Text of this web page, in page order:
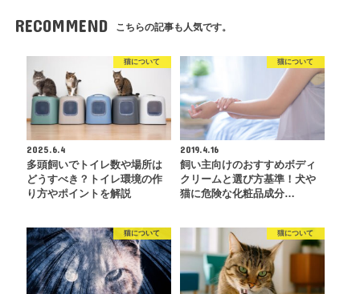
RECOMMEND こちらの記事も人気です。
猫について
2025.6.4
多頭飼いでトイレ数や場所は
どうすべき？トイレ環境の作
り方やポイントを解説
猫について
2019.4.16
飼い主向けのおすすめボディ
クリームと選び方基準！犬や
猫に危険な化粧品成分…
猫について 猫について